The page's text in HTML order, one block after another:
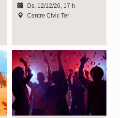
Ds. 12/12/26, 17 h
Centre Cívic Ter